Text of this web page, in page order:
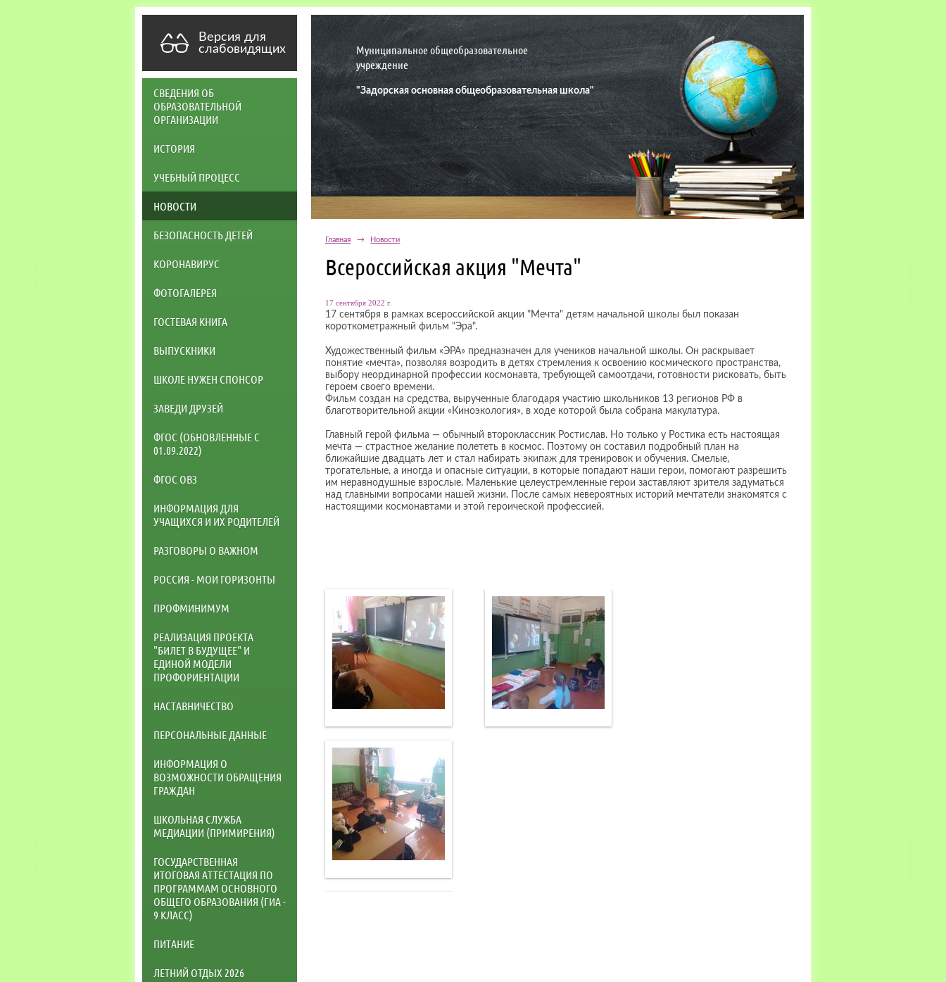
Версия для
слабовидящих
СВЕДЕНИЯ ОБ
ОБРАЗОВАТЕЛЬНОЙ
ОРГАНИЗАЦИИ
ИСТОРИЯ
УЧЕБНЫЙ ПРОЦЕСС
НОВОСТИ
БЕЗОПАСНОСТЬ ДЕТЕЙ
КОРОНАВИРУС
ФОТОГАЛЕРЕЯ
ГОСТЕВАЯ КНИГА
ВЫПУСКНИКИ
ШКОЛЕ НУЖЕН СПОНСОР
ЗАВЕДИ ДРУЗЕЙ
ФГОС (ОБНОВЛЕННЫЕ С
01.09.2022)
ФГОС ОВЗ
ИНФОРМАЦИЯ ДЛЯ
УЧАЩИХСЯ И ИХ РОДИТЕЛЕЙ
РАЗГОВОРЫ О ВАЖНОМ
РОССИЯ - МОИ ГОРИЗОНТЫ
ПРОФМИНИМУМ
РЕАЛИЗАЦИЯ ПРОЕКТА
"БИЛЕТ В БУДУЩЕЕ" И
ЕДИНОЙ МОДЕЛИ
ПРОФОРИЕНТАЦИИ
НАСТАВНИЧЕСТВО
ПЕРСОНАЛЬНЫЕ ДАННЫЕ
ИНФОРМАЦИЯ О
ВОЗМОЖНОСТИ ОБРАЩЕНИЯ
ГРАЖДАН
ШКОЛЬНАЯ СЛУЖБА
МЕДИАЦИИ (ПРИМИРЕНИЯ)
ГОСУДАРСТВЕННАЯ
ИТОГОВАЯ АТТЕСТАЦИЯ ПО
ПРОГРАММАМ ОСНОВНОГО
ОБЩЕГО ОБРАЗОВАНИЯ (ГИА -
9 КЛАСС)
ПИТАНИЕ
ЛЕТНИЙ ОТДЫХ 2026
Муниципальное общеобразовательное
учреждение
"Задорская основная общеобразовательная школа"
Главная → Новости
Всероссийская акция "Мечта"
17 сентября 2022 г.
17 сентября в рамках всероссийской акции "Мечта" детям начальной школы был показан
короткометражный фильм "Эра".
Художественный фильм «ЭРА» предназначен для учеников начальной школы. Он раскрывает
понятие «мечта», позволяя возродить в детях стремления к освоению космического пространства,
выбору неординарной профессии космонавта, требующей самоотдачи, готовности рисковать, быть
героем своего времени.
Фильм создан на средства, вырученные благодаря участию школьников 13 регионов РФ в
благотворительной акции «Киноэкология», в ходе которой была собрана макулатура.
Главный герой фильма — обычный второклассник Ростислав. Но только у Ростика есть настоящая
мечта — страстное желание полететь в космос. Поэтому он составил подробный план на
ближайшие двадцать лет и стал набирать экипаж для тренировок и обучения. Смелые,
трогательные, а иногда и опасные ситуации, в которые попадают наши герои, помогают разрешить
им неравнодушные взрослые. Маленькие целеустремленные герои заставляют зрителя задуматься
над главными вопросами нашей жизни. После самых невероятных историй мечтатели знакомятся с
настоящими космонавтами и этой героической профессией.